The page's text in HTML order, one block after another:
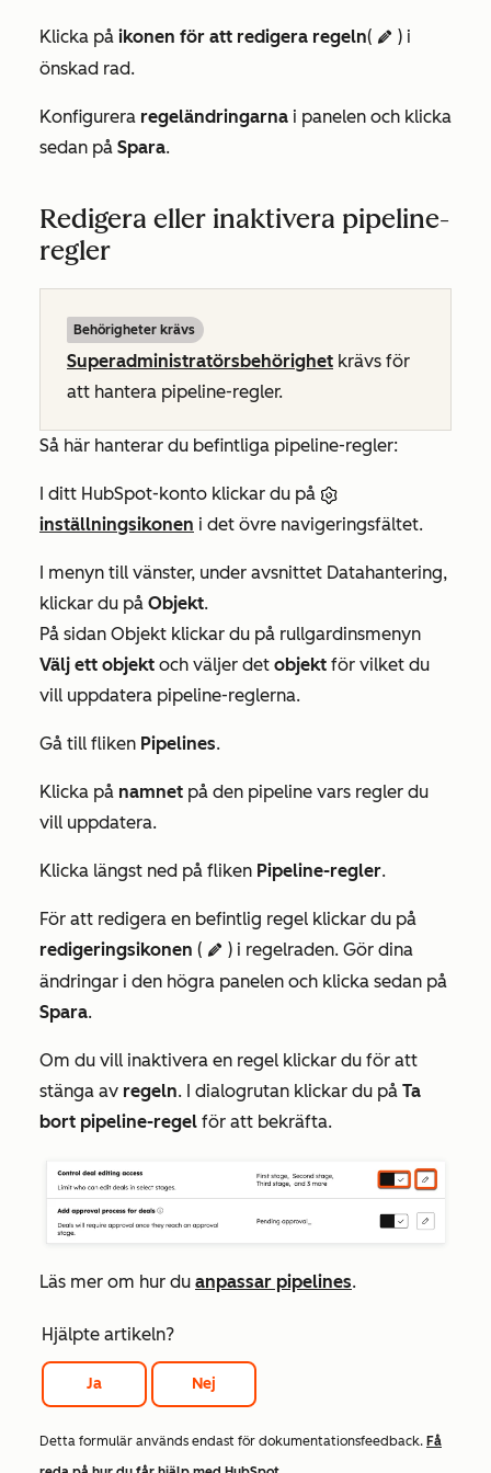
Klicka på ikonen för att redigera regeln( edit ) i
önskad rad.
Konfigurera regeländringarna i panelen och klicka
sedan på Spara.
Redigera eller inaktivera pipeline-
regler
Behörigheter krävs
Superadministratörsbehörighet krävs för
att hantera pipeline-regler.
Så här hanterar du befintliga pipeline-regler:
I ditt HubSpot-konto klickar du på
inställningsikonen i det övre navigeringsfältet.
I menyn till vänster, under avsnittet Datahantering,
klickar du på Objekt.
På sidan Objekt klickar du på rullgardinsmenyn
Välj ett objekt och väljer det objekt för vilket du
vill uppdatera pipeline-reglerna.
Gå till fliken Pipelines.
Klicka på namnet på den pipeline vars regler du
vill uppdatera.
Klicka längst ned på fliken Pipeline-regler.
För att redigera en befintlig regel klickar du på
redigeringsikonen ( edit ) i regelraden. Gör dina
ändringar i den högra panelen och klicka sedan på
Spara.
Om du vill inaktivera en regel klickar du för att
stänga av regeln. I dialogrutan klickar du på Ta
bort pipeline-regel för att bekräfta.
Läs mer om hur du anpassar pipelines.
Hjälpte artikeln?
Ja Nej
Detta formulär används endast för dokumentationsfeedback. Få